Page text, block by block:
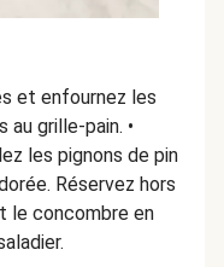
et enfournez les
grille-pain. •
les pignons de pin
Réservez hors
le concombre en